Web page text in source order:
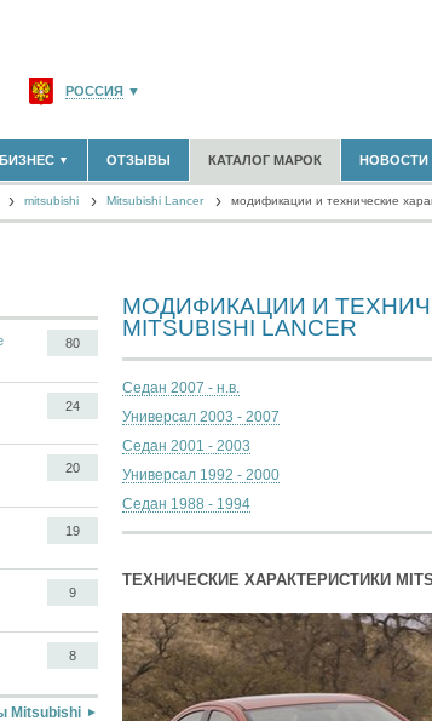
РОССИЯ ▼
САНКТ-ПЕТЕРБУРГ И ОБЛАСТЬ(14298)
КРАСНОДАРСКИЙ КРАЙ (5619)
СПИСОК ВСЕХ РЕГИОНОВ
▼
ДИЛЕРЫ(1347)
(848)
(1737)
КОМПАНИЮ
(890)
ОТЗЫВЫ КАТАЛОГ МАРОК НОВОСТИ
НОВОСТИ
mitsubishi Mitsubishi Lancer модификации и технические
80
24
20
19
9
8
Mitsubishi
МОДИФИКАЦИИ И
MITSUBISHI LANCER
Седан 2007 - н.в.
Универсал 2003 - 2007
Седан 2001 - 2003
Универсал 1992 - 2000
Седан 1988 - 1994
ТЕХНИЧЕСКИЕ ХАРАКТЕРИСТИКИ